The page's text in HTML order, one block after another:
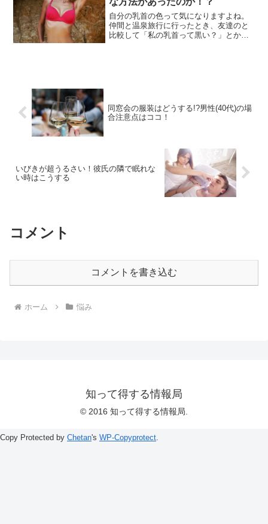
自分の乳首の色って気になりますよね。
仲間と温泉旅行に行ったとき、友達のと
比較して「私の乳首って黒い？」とか密
同窓会の服装はどうする!?男性(40代)の場
合注意点はココ！
いびきが超うるさい！彼氏の隣で眠れな
い時はこうする
コメント
コメントを書き込む
ホーム 悩み
知って得する情報局
© 2016 知って得する情報局.
Copy Protected by Chetan's WP-Copyprotect.